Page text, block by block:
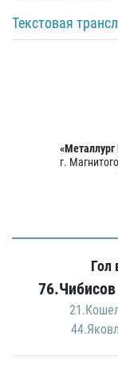
Текстовая
«Металлург
г.
Гол